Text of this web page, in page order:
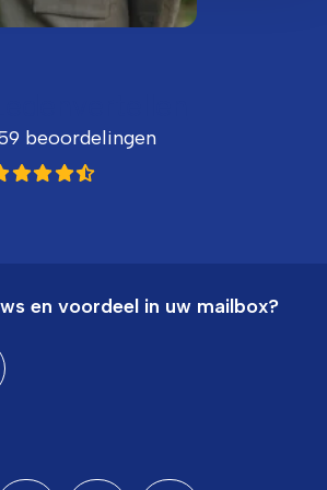
beoordelingen
en voordeel in uw mailbox?